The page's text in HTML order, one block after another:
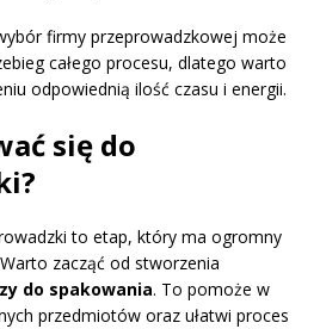
firmy przeprowadzkowej może
całego procesu, dlatego warto
odpowiednią ilość czasu i energii.
się do
to etap, który ma ogromny
zacząć od stworzenia
do spakowania. To pomoże w
przedmiotów oraz ułatwi proces